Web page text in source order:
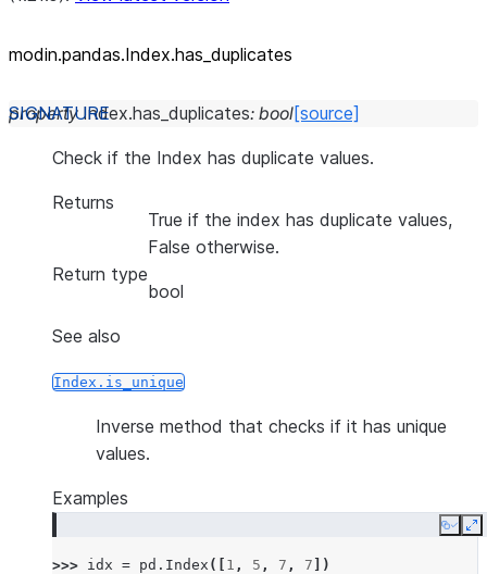
modin.pandas.Index.has_ duplicates
property Index.has_duplicates: bool[source]
Check if the Index has duplicate values.
Returns
True if the index has duplicate values,
False otherwise.
Return type
bool
See also
Index.is_unique
Inverse method that checks if it has unique
values.
Examples
Copy
>>> idx = pd . Index ([ 1 , 5 , 7 , 7 ])